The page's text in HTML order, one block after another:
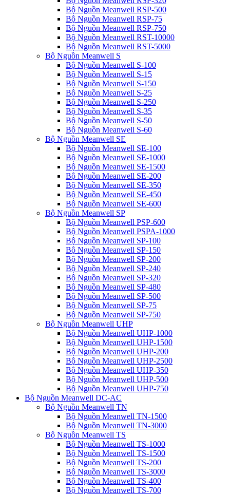
Bộ Nguồn Meanwell RSP-500
Bộ Nguồn Meanwell RSP-75
Bộ Nguồn Meanwell RSP-750
Bộ Nguồn Meanwell RST-10000
Bộ Nguồn Meanwell RST-5000
Bộ Nguồn Meanwell S
Bộ Nguồn Meanwell S-100
Bộ Nguồn Meanwell S-15
Bộ Nguồn Meanwell S-150
Bộ Nguồn Meanwell S-25
Bộ Nguồn Meanwell S-250
Bộ Nguồn Meanwell S-35
Bộ Nguồn Meanwell S-50
Bộ Nguồn Meanwell S-60
Bộ Nguồn Meanwell SE
Bộ Nguồn Meanwell SE-100
Bộ Nguồn Meanwell SE-1000
Bộ Nguồn Meanwell SE-1500
Bộ Nguồn Meanwell SE-200
Bộ Nguồn Meanwell SE-350
Bộ Nguồn Meanwell SE-450
Bộ Nguồn Meanwell SE-600
Bộ Nguồn Meanwell SP
Bộ Nguồn Meanwell PSP-600
Bộ Nguồn Meanwell PSPA-1000
Bộ Nguồn Meanwell SP-100
Bộ Nguồn Meanwell SP-150
Bộ Nguồn Meanwell SP-200
Bộ Nguồn Meanwell SP-240
Bộ Nguồn Meanwell SP-320
Bộ Nguồn Meanwell SP-480
Bộ Nguồn Meanwell SP-500
Bộ Nguồn Meanwell SP-75
Bộ Nguồn Meanwell SP-750
Bộ Nguồn Meanwell UHP
Bộ Nguồn Meanwell UHP-1000
Bộ Nguồn Meanwell UHP-1500
Bộ Nguồn Meanwell UHP-200
Bộ Nguồn Meanwell UHP-2500
Bộ Nguồn Meanwell UHP-350
Bộ Nguồn Meanwell UHP-500
Bộ Nguồn Meanwell UHP-750
Bộ Nguồn Meanwell DC-AC
Bộ Nguồn Meanwell TN
Bộ Nguồn Meanwell TN-1500
Bộ Nguồn Meanwell TN-3000
Bộ Nguồn Meanwell TS
Bộ Nguồn Meanwell TS-1000
Bộ Nguồn Meanwell TS-1500
Bộ Nguồn Meanwell TS-200
Bộ Nguồn Meanwell TS-3000
Bộ Nguồn Meanwell TS-400
Bộ Nguồn Meanwell TS-700